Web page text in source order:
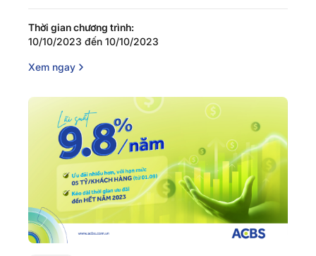
Thời gian chương trình:
10/10/2023 đến 10/10/2023
Xem ngay